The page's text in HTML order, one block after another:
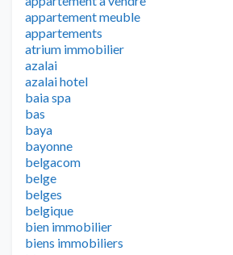
appartement meuble
appartements
atrium immobilier
azalai
azalai hotel
baia spa
bas
baya
bayonne
belgacom
belge
belges
belgique
bien immobilier
biens immobiliers